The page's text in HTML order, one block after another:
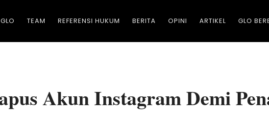
GLO TEAM REFERENSI HUKUM BERITA OPINI ARTIKEL GLO
Akun Instagram Demi